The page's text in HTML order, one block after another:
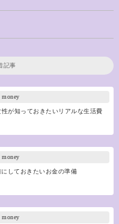
記事
money
が知っておきたいリアルな生活費
money
しておきたいお金の準備
money